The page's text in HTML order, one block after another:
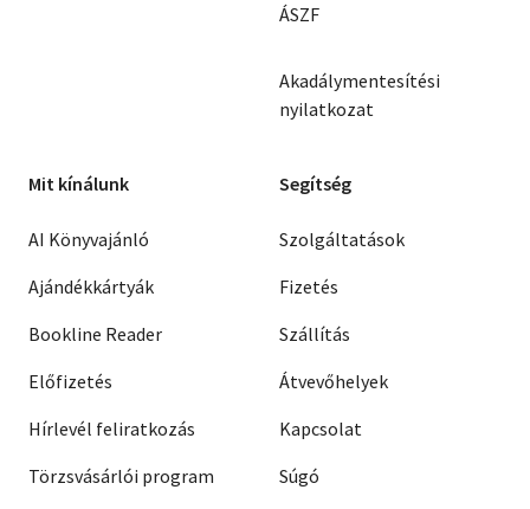
ÁSZF
Akadálymentesítési
nyilatkozat
Mit kínálunk
AI Könyvajánló
Ajándékkártyák
Bookline Reader
Előfizetés
Hírlevél feliratkozás
Törzsvásárlói program
Segítség
Szolgáltatások
Fizetés
Szállítás
Átvevőhelyek
Kapcsolat
Súgó